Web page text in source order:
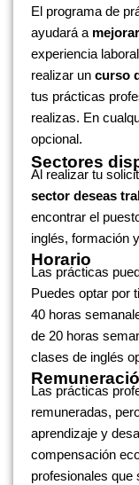
El programa de
ayudará a
experiencia
realizar un curso
tus prácticas
realizas. En
opcional.
Sectores
Al realizar tu
sector deseas
encontrar el
inglés, formación
Horario
Las prácticas
Puedes optar por
40 horas
de 20 horas
clases de inglés
Las prácticas
remuneradas,
aprendizaje y
compensación
profesionales que